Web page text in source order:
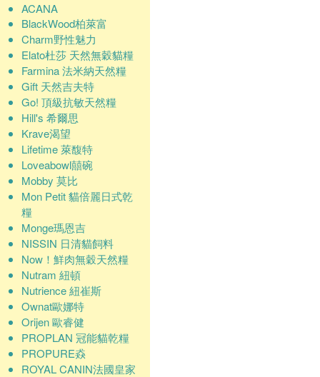
ACANA
BlackWood柏萊富
Charm野性魅力
Elato杜莎 天然無穀貓糧
Farmina 法米納天然糧
Gift 天然吉夫特
Go! 頂級抗敏天然糧
Hill's 希爾思
Krave渴望
Lifetime 萊馥特
Loveabowl囍碗
Mobby 莫比
Mon Petit 貓倍麗日式乾
糧
Monge瑪恩吉
NISSIN 日清貓飼料
Now！鮮肉無穀天然糧
Nutram 紐頓
Nutrience 紐崔斯
Ownat歐娜特
Orijen 歐睿健
PROPLAN 冠能貓乾糧
PROPURE猋
ROYAL CANIN法國皇家